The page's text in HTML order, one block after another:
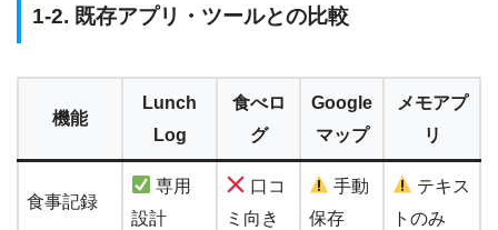
1-2. 既存アプリ・ツールとの比較
機能
Lunch
Log
食べロ
グ
Google
マップ
メモアプ
リ
食事記録
専用
設計
口コ
ミ向き
手動
保存
テキス
トのみ